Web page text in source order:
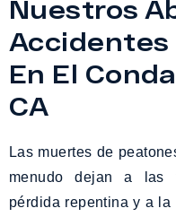
Nuestros
Accidentes
En El
CA
Las muertes de
menudo dejan a las
pérdida repentina y a